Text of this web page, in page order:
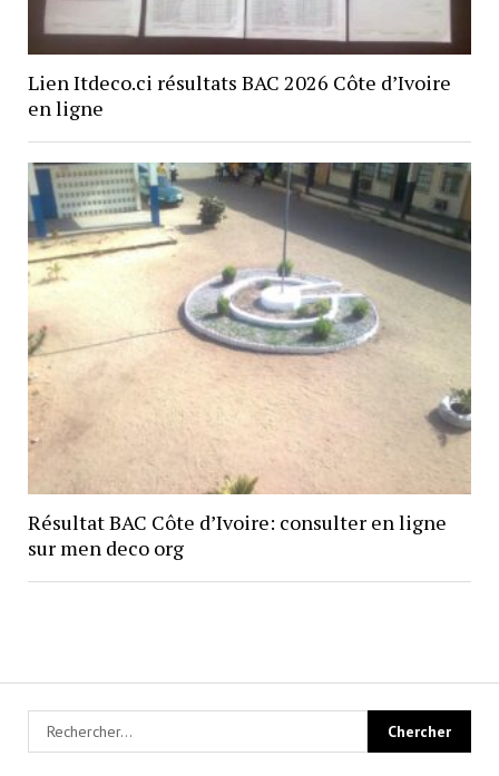
Lien Itdeco.ci résultats BAC 2026 Côte d’Ivoire
en ligne
Résultat BAC Côte d’Ivoire: consulter en ligne
sur men deco org